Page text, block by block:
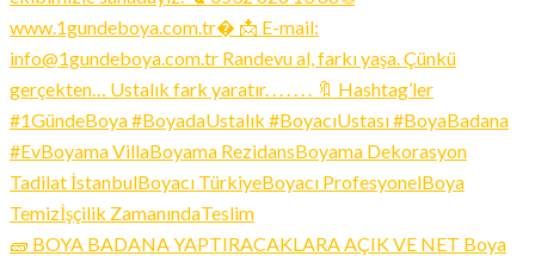
🧱 BOYA BADANA YAPTIRACAKLARA AÇIK VE NET Boya